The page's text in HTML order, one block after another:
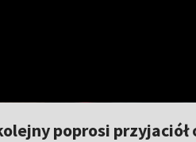
poprosi przyjaciół